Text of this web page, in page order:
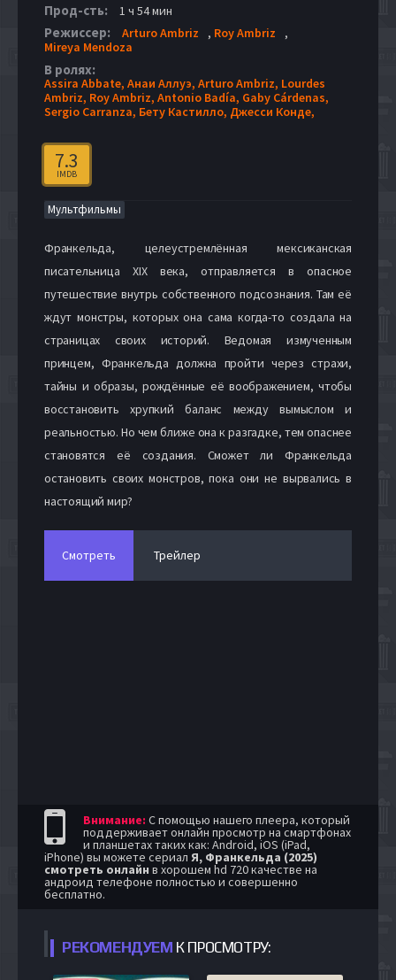
Прод-сть: 1 ч 54 мин
Режиссер: Arturo Ambriz , Roy Ambriz
,
Mireya Mendoza
В ролях:
Assira Abbate, Анаи Аллуэ, Arturo Ambriz, Lourdes
Ambriz, Roy Ambriz, Antonio Badía, Gaby Cárdenas,
Sergio Carranza, Бету Кастилло, Джесси Конде,
7.3
IMDB
Мультфильмы
Франкельда, целеустремлённая мексиканская
писательница XIX века, отправляется в опасное
путешествие внутрь собственного подсознания. Там её
ждут монстры, которых она сама когда-то создала на
страницах своих историй. Ведомая измученным
принцем, Франкельда должна пройти через страхи,
тайны и образы, рождённые её воображением, чтобы
восстановить хрупкий баланс между вымыслом и
реальностью. Но чем ближе она к разгадке, тем опаснее
становятся её создания. Сможет ли Франкельда
остановить своих монстров, пока они не вырвались в
настоящий мир?
Смотреть Трейлер
Внимание: С помощью нашего плеера, который
поддерживает онлайн просмотр на смартфонах
и планшетах таких как: Android, iOS (iPad,
iPhone) вы можете сериал Я, Франкельда (2025)
смотреть онлайн в хорошем hd 720 качестве на
андроид телефоне полностью и совершенно
бесплатно.
РЕКОМЕНДУЕМ К ПРОСМОТРУ: